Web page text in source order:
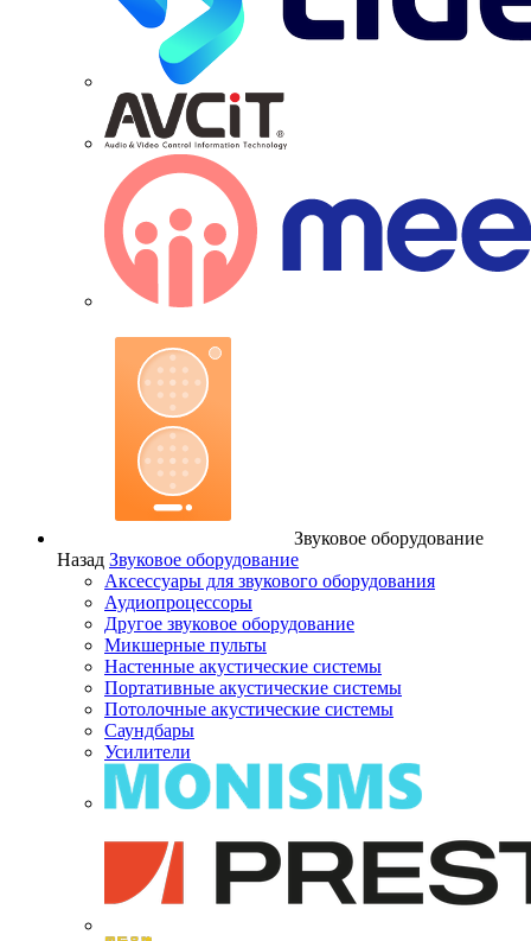
Звуковое оборудование
Назад Звуковое оборудование
Аксессуары для звукового оборудования
Аудиопроцессоры
Другое звуковое оборудование
Микшерные пульты
Настенные акустические системы
Портативные акустические системы
Потолочные акустические системы
Саундбары
Усилители